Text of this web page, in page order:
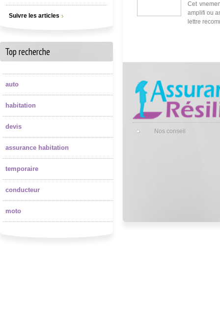
Cet
amplifi ou
lettre
Nos conseil
Suivre les articles
Top recherche
auto
habitation
devis
assurance habitation
temporaire
conducteur
moto